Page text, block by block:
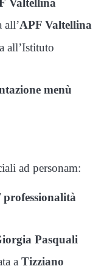
all’APF Valtellina
all’Istituto
menù
ad personam:
professionalità
Pasquali
a Tizziano